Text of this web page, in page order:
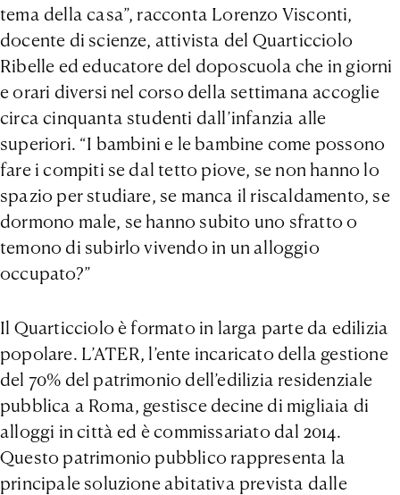
tema della casa”, racconta Lorenzo Visconti,
docente di scienze, attivista del Quarticciolo
Ribelle ed educatore del doposcuola che in giorni
e orari diversi nel corso della settimana accoglie
circa cinquanta studenti dall’infanzia alle
superiori. “I bambini e le bambine come possono
fare i compiti se dal tetto piove, se non hanno lo
spazio per studiare, se manca il riscaldamento, se
dormono male, se hanno subito uno sfratto o
temono di subirlo vivendo in un alloggio
occupato?”
Il Quarticciolo è formato in larga parte da edilizia
popolare. L’ATER, l’ente incaricato della gestione
del 70% del patrimonio dell’edilizia residenziale
pubblica a Roma, gestisce decine di migliaia di
alloggi in città ed è commissariato dal 2014.
Questo patrimonio pubblico rappresenta la
principale soluzione abitativa prevista dalle